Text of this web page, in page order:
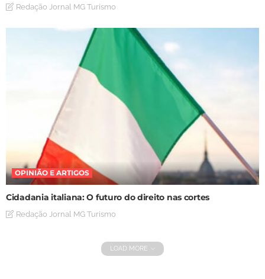
Redação Jornal MG Turismo
OPINIÃO E ARTIGOS
Cidadania italiana: O futuro do direito nas cortes
Redação Jornal MG Turismo
LOAD MORE